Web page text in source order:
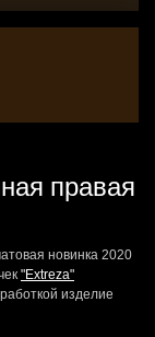
правая
новинка 2020
"Extreza"
изделие